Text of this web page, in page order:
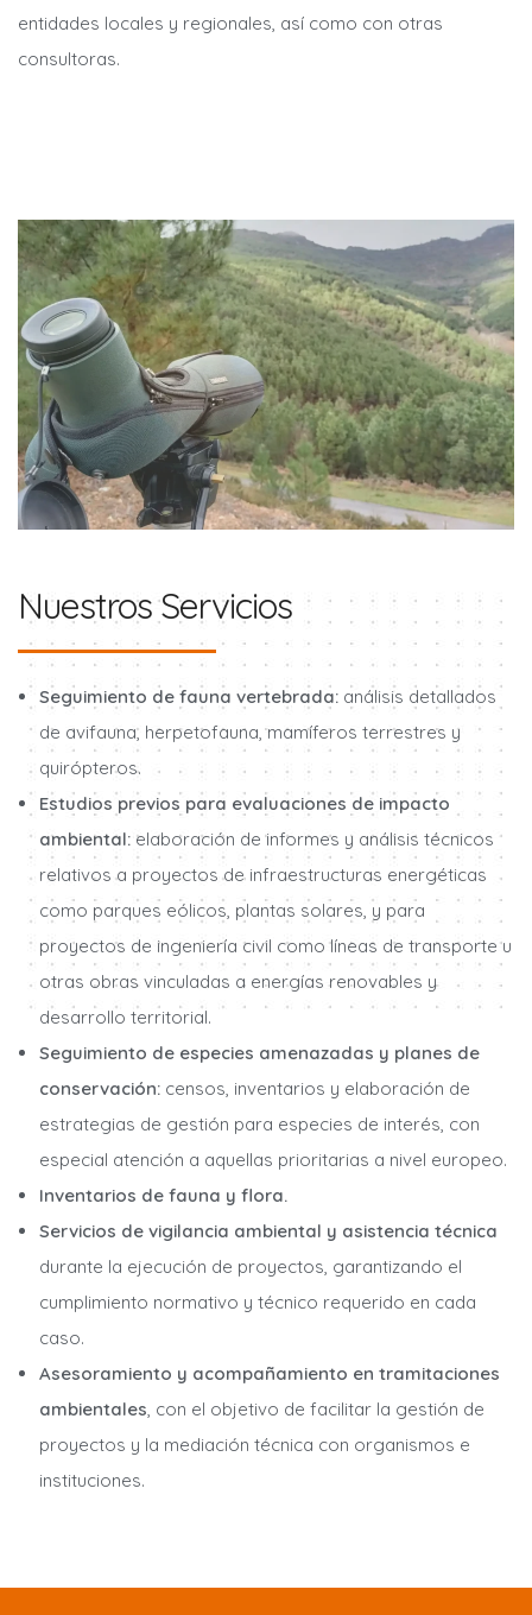
entidades locales y regionales, así como con otras
consultoras.
Nuestros Servicios
Seguimiento de fauna vertebrada: análisis detallados
de avifauna, herpetofauna, mamíferos terrestres y
quirópteros.
Estudios previos para evaluaciones de impacto
ambiental: elaboración de informes y análisis técnicos
relativos a proyectos de infraestructuras energéticas
como parques eólicos, plantas solares, y para
proyectos de ingeniería civil como líneas de transporte u
otras obras vinculadas a energías renovables y
desarrollo territorial.
Seguimiento de especies amenazadas y planes de
conservación: censos, inventarios y elaboración de
estrategias de gestión para especies de interés, con
especial atención a aquellas prioritarias a nivel europeo.
Inventarios de fauna y flora.
Servicios de vigilancia ambiental y asistencia técnica
durante la ejecución de proyectos, garantizando el
cumplimiento normativo y técnico requerido en cada
caso.
Asesoramiento y acompañamiento en tramitaciones
ambientales, con el objetivo de facilitar la gestión de
proyectos y la mediación técnica con organismos e
instituciones.